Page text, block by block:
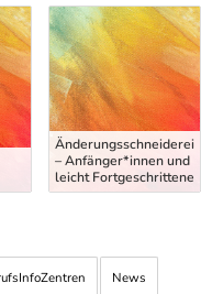
Änderungsschneiderei
– Anfänger*innen und
leicht Fortgeschrittene
News